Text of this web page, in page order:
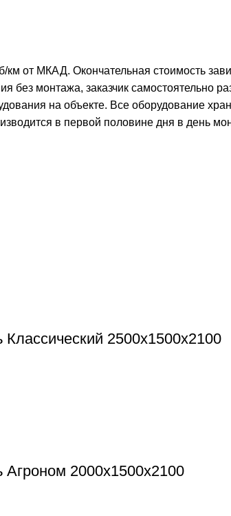
км от МКАД. Окончательная стоимость
без монтажа, заказчик самостоятельно
на объекте. Все оборудование
в первой половине дня в день
2500х1500х2100
Агроном 2000х1500х2100